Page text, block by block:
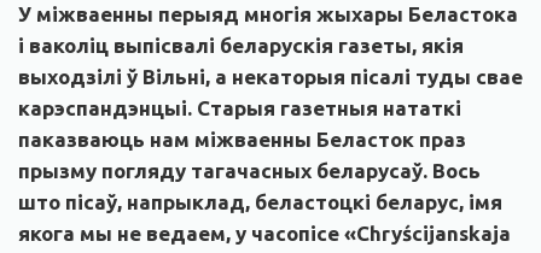
У міжваенны перыяд многія жыхары Беластока
і ваколіц выпісвалі беларускія газеты, якія
выходзілі ў Вільні, а некаторыя пісалі туды свае
карэспандэнцыі. Старыя газетныя нататкі
паказваюць нам міжваенны Беласток праз
прызму погляду тагачасных беларусаў. Вось
што пісаў, напрыклад, беластоцкі беларус, імя
якога мы не ведаем, у часопісе «Chryścijanskaja